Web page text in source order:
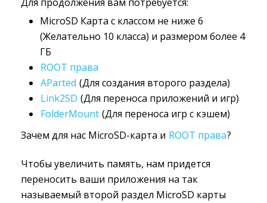
MicroSD Карта с классом не ниже 6
(Желательно 10 класса) и размером более 4
ГБ
ROOT права
AParted (Для создания второго раздела)
Link2SD (Для переноса приложений и игр)
FolderMount (Для переноса игр с кэшем)
Зачем для нас MicroSD-карта и ROOT права?
Чтобы увеличить память, нам придется
переносить ваши приложения на так
называемый второй раздел MicroSD карты